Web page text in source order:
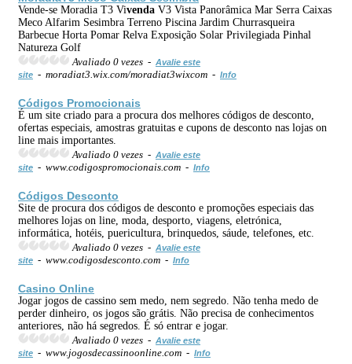
Vende-se Moradia T3 Vivenda V3 Vista Panorâmica Mar Serra Caixas
Meco Alfarim Sesimbra Terreno Piscina Jardim Churrasqueira
Barbecue Horta Pomar Relva Exposição Solar Privilegiada Pinhal
Natureza Golf
Avaliado 0 vezes - Avalie este
site - moradiat3.wix.com/moradiat3wixcom - Info
Códigos Promocionais
É um site criado para a procura dos melhores códigos de desconto,
ofertas especiais, amostras gratuitas e cupons de desconto nas lojas on
line mais importantes.
Avaliado 0 vezes - Avalie este
site - www.codigospromocionais.com - Info
Códigos Desconto
Site de procura dos códigos de desconto e promoções especiais das
melhores lojas on line, moda, desporto, viagens, eletrónica,
informática, hotéis, puericultura, brinquedos, sáude, telefones, etc.
Avaliado 0 vezes - Avalie este
site - www.codigosdesconto.com - Info
Casino Online
Jogar jogos de cassino sem medo, nem segredo. Não tenha medo de
perder dinheiro, os jogos são grátis. Não precisa de conhecimentos
anteriores, não há segredos. É só entrar e jogar.
Avaliado 0 vezes - Avalie este
site - www.jogosdecassinoonline.com - Info